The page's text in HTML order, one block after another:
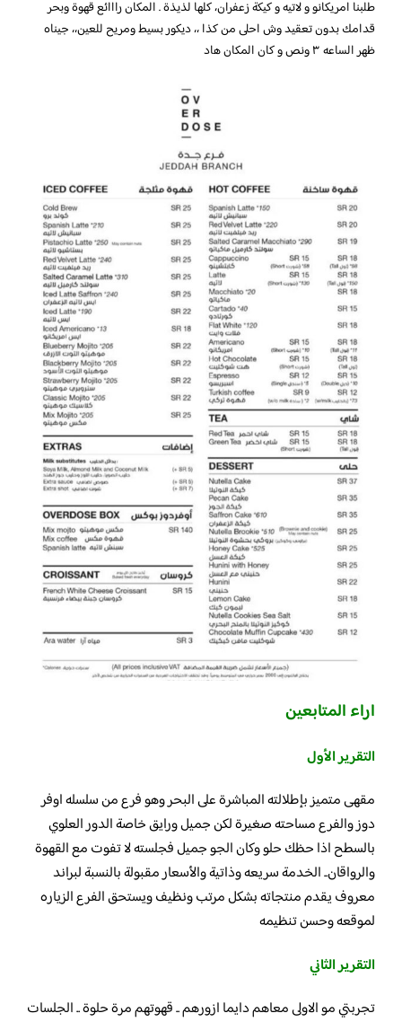
طلبنا امريكانو و لاتيه و كيكة زعفران، كلها لذيذة . المكان رااائع قهوة وبحر
قدامك بدون تعقيد وش احلى من كذا ،، ديكور بسيط ومريح للعين،، جيناه
ظهر الساعه ٣ ونص و كان المكان هاد
اراء المتابعين
التقرير الأول
مقهى متميز بإطلالته المباشرة على البحر وهو فرع من سلسله اوفر
دوز والفرع مساحته صغيرة لكن جميل ورايق خاصة الدور العلوي
بالسطح اذا حظك حلو وكان الجو جميل فجلسته لا تفوت مع القهوة
والرواقان.. الخدمة سريعه وذاتية والأسعار مقبولة بالنسبة لبراند
معروف يقدم منتجاته بشكل مرتب ونظيف ويستحق الفرع الزياره
لموقعه وحسن تنظيمه
التقرير الثاني
تجربتي مو الاولى معاهم دايما ازورهم .. قهوتهم مرة حلوة .. الجلسات